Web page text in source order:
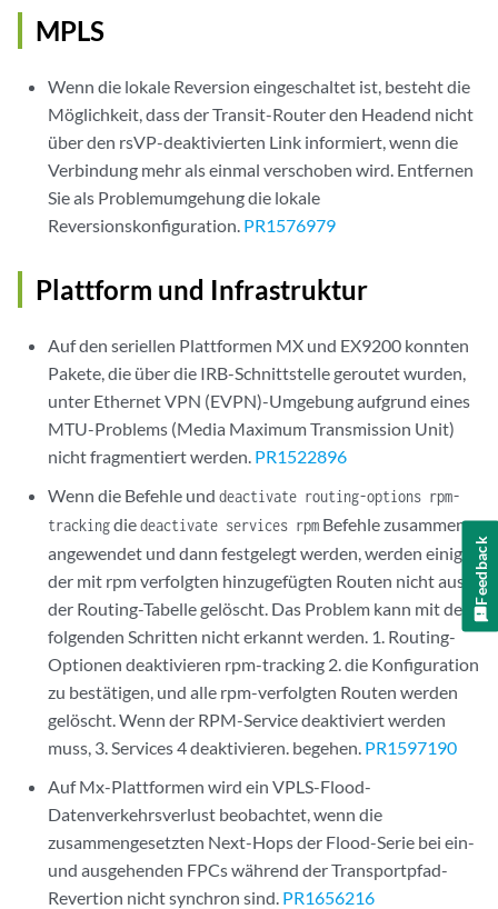
MPLS
Wenn die lokale Reversion eingeschaltet ist, besteht die
Möglichkeit, dass der Transit-Router den Headend nicht
über den rsVP-deaktivierten Link informiert, wenn die
Verbindung mehr als einmal verschoben wird. Entfernen
Sie als Problemumgehung die lokale
Reversionskonfiguration. PR1576979
Plattform und Infrastruktur
Auf den seriellen Plattformen MX und EX9200 konnten
Pakete, die über die IRB-Schnittstelle geroutet wurden,
unter Ethernet VPN (EVPN)-Umgebung aufgrund eines
MTU-Problems (Media Maximum Transmission Unit)
nicht fragmentiert werden. PR1522896
Wenn die Befehle unddeactivate routing-options rpm-
trackingdiedeactivate services rpm Befehle zusammen
angewendet und dann festgelegt werden, werden einige
der mit rpm verfolgten hinzugefügten Routen nicht aus
der Routing-Tabelle gelöscht. Das Problem kann mit den
folgenden Schritten nicht erkannt werden. 1. Routing-
Optionen deaktivieren rpm-tracking 2. die Konfiguration
zu bestätigen, und alle rpm-verfolgten Routen werden
gelöscht. Wenn der RPM-Service deaktiviert werden
muss, 3. Services 4 deaktivieren. begehen. PR1597190
Auf Mx-Plattformen wird ein VPLS-Flood-
Datenverkehrsverlust beobachtet, wenn die
zusammengesetzten Next-Hops der Flood-Serie bei ein-
und ausgehenden FPCs während der Transportpfad-
Revertion nicht synchron sind. PR1656216
Feedback